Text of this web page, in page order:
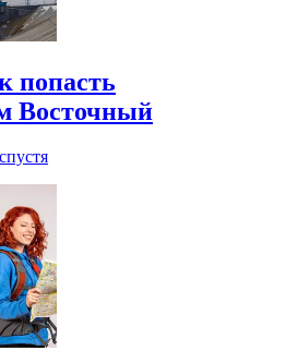
попасть
Восточный